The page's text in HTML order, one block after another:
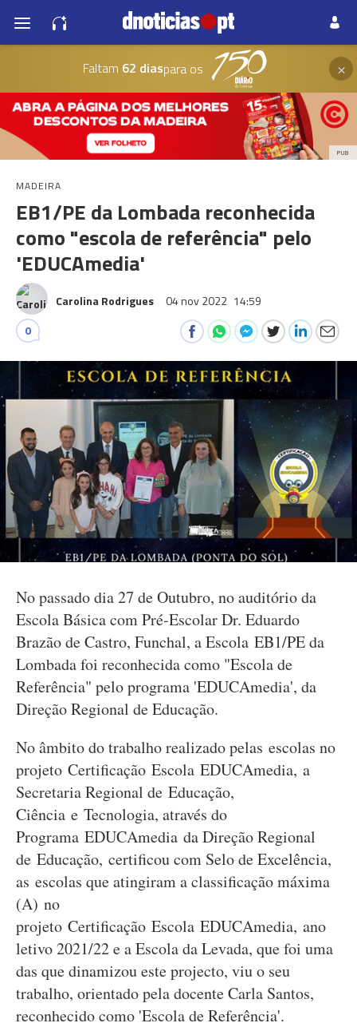
Faltam 62 diaspara os ×
PUB
MADEIRA
EB1/PE da Lombada reconhecida
como "escola de referência" pelo
'EDUCAmedia'
Carolina Rodrigues 04 nov 2022 14:59
0
No passado dia 27 de Outubro, no auditório da
Escola Básica com Pré-Escolar Dr. Eduardo
Brazão de Castro, Funchal, a Escola EB1/PE da
Lombada foi reconhecida como "Escola de
Referência" pelo programa 'EDUCAmedia', da
Direção Regional de Educação.
No âmbito do trabalho realizado pelas escolas no
projeto Certificação Escola EDUCAmedia, a
Secretaria Regional de Educação,
Ciência e Tecnologia, através do
Programa EDUCAmedia da Direção Regional
de Educação, certificou com Selo de Excelência,
as escolas que atingiram a classificação máxima
(A) no
projeto Certificação Escola EDUCAmedia, ano
letivo 2021/22 e a Escola da Levada, que foi uma
das que dinamizou este projecto, viu o seu
trabalho, orientado pela docente Carla Santos,
reconhecido como 'Escola de Referência'.